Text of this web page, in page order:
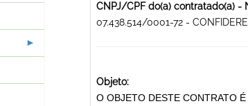
CNPJ/CPF do(a) contratado(a) -
07.438.514/0001-72 -
Objeto:
O OBJETO DESTE CONTRATO